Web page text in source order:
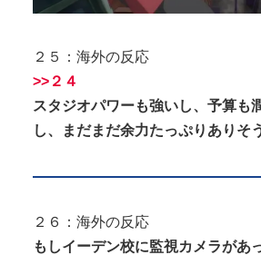
２５：海外の反応
>>２４
スタジオパワーも強いし、予算も
し、まだまだ余力たっぷりありそ
２６：海外の反応
もしイーデン校に監視カメラがあ